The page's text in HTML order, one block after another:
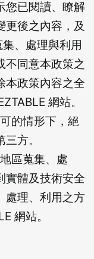
您已閱讀、瞭解
更後之內容，及
、處理與利用
不同意本政策之
本政策內容之全
網站。
的情形下，絕
方。
區蒐集、處
實體及技術安全
處理、利用之方
網站。